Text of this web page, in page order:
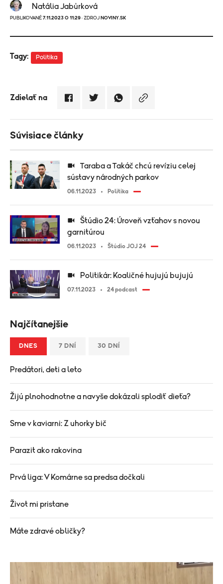
Natália Jabůrková
PUBLIKOVANÉ 7.11.2023 O 11:29 · ZDROJ NOVINY.SK
Tagy: Politika
Zdielať na
Súvisiace články
sústavy národných parkov
06.11.2023 Politika
garnitúrou
06.11.2023 Štúdio JOJ 24
Politikár: Koaličné hujujú bujujú
07.11.2023 24 podcast
Najčítanejšie
DNES 7 DNÍ 30 DNÍ
Predátori, deti a leto
Žijú plnohodnotne a navyše dokázali splodiť dieťa?
Sme v kaviarni: Z uhorky bič
Parazit ako rakovina
Prvá liga: V Komárne sa predsa dočkali
Život mi pristane
Máte zdravé obličky?